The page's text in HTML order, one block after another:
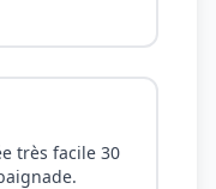
très facile 30